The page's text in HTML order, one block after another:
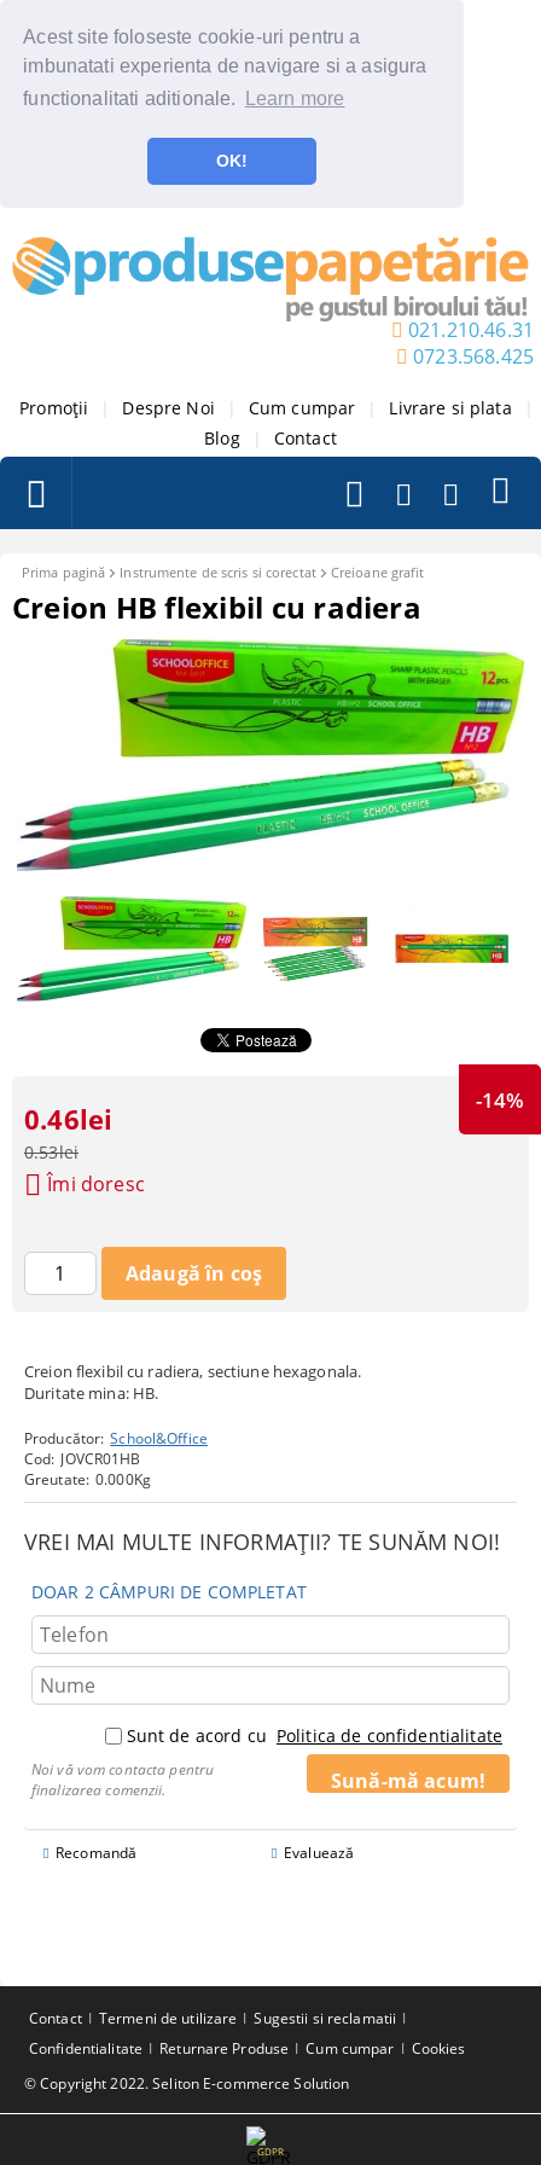
Acest site foloseste cookie-uri pentru a
imbunatati experienta de navigare si a asigura
functionalitati aditionale.
Learn more
OK!
021.210.46.31
0723.568.425
Promoții Despre Noi Cum cumpar Livrare si plata
Blog
Contact
Prima pagină Instrumente de scris si corectat Creioane grafit
Creion HB flexibil cu radiera
Creion flexibil cu radiera, sectiune hexagonala.
Duritate mina: HB.
Producător: School&Office
Cod: JOVCR01HB
Greutate: 0.000Kg
VREI MAI MULTE INFORMAȚII? TE SUNĂM NOI!
DOAR 2 CÂMPURI DE COMPLETAT
Sunt de acord cu Politica de confidentialitate
Noi vă vom contacta pentru
finalizarea comenzii.
Recomandă Evaluează
-14%
0.46lei
0.53lei
Îmi doresc
© Copyright 2022. Seliton E-commerce Solution
Contact Termeni de utilizare
Sugestii si reclamatii
Confidentialitate
Returnare Produse Cum cumpar Cookies
GDPR